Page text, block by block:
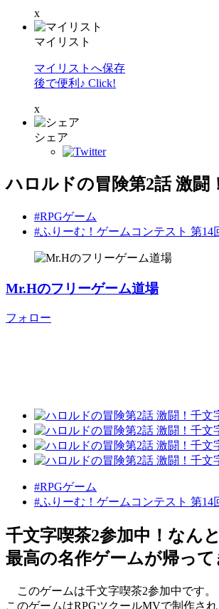
x
マイリスト
マイリストへ保存
後で便利♪ Click!
x
シェア
ハロルドの冒険第2話 激闘
#RPGゲーム
#ふりーむ！ゲームコンテスト 第14
Mr.Hのフリーゲーム道場
フォロー
#RPGゲーム
#ふりーむ！ゲームコンテスト 第14
千文字喫茶2参加中！なん
最高の名作ゲームが帰って
このゲームは千文字喫茶2参加中です。
このゲームはRPGツクールMVで制作され